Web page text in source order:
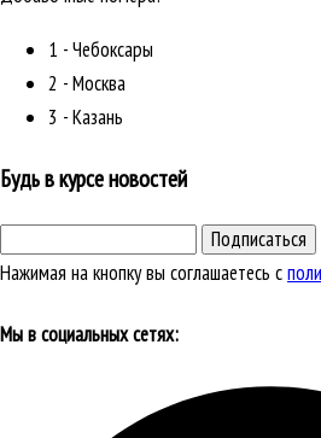
1 - Чебоксары
2 - Москва
3 - Казань
Будь в курсе новостей
Подписаться
Нажимая на кнопку вы соглашаетесь с
Мы в социальных сетях: